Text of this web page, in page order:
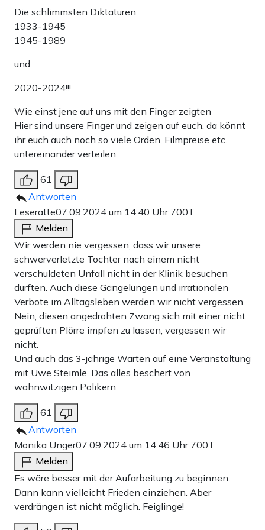
Die schlimmsten Diktaturen
1933-1945
1945-1989
und
2020-2024!!!
Wie einst jene auf uns mit den Finger zeigten
Hier sind unsere Finger und zeigen auf euch, da könnt
ihr euch auch noch so viele Orden, Filmpreise etc.
untereinander verteilen.
61
Antworten
Leseratte07.09.2024 um 14:40 Uhr 700T
Melden
Wir werden nie vergessen, dass wir unsere
schwerverletzte Tochter nach einem nicht
verschuldeten Unfall nicht in der Klinik besuchen
durften. Auch diese Gängelungen und irrationalen
Verbote im Alltagsleben werden wir nicht vergessen.
Nein, diesen angedrohten Zwang sich mit einer nicht
geprüften Plörre impfen zu lassen, vergessen wir
nicht.
Und auch das 3-jährige Warten auf eine Veranstaltung
mit Uwe Steimle, Das alles beschert von
wahnwitzigen Polikern.
61
Antworten
Monika Unger07.09.2024 um 14:46 Uhr 700T
Melden
Es wäre besser mit der Aufarbeitung zu beginnen.
Dann kann vielleicht Frieden einziehen. Aber
verdrängen ist nicht möglich. Feiglinge!